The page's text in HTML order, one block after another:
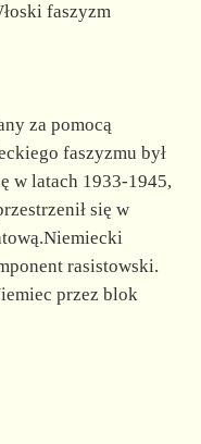
faszyzm
za pomocą
faszyzmu był
w latach 1933-1945,
się w
rasistowski.
przez blok